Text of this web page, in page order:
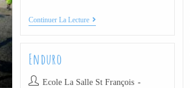
Continuer La Lecture
Enduro
Ecole La Salle St François